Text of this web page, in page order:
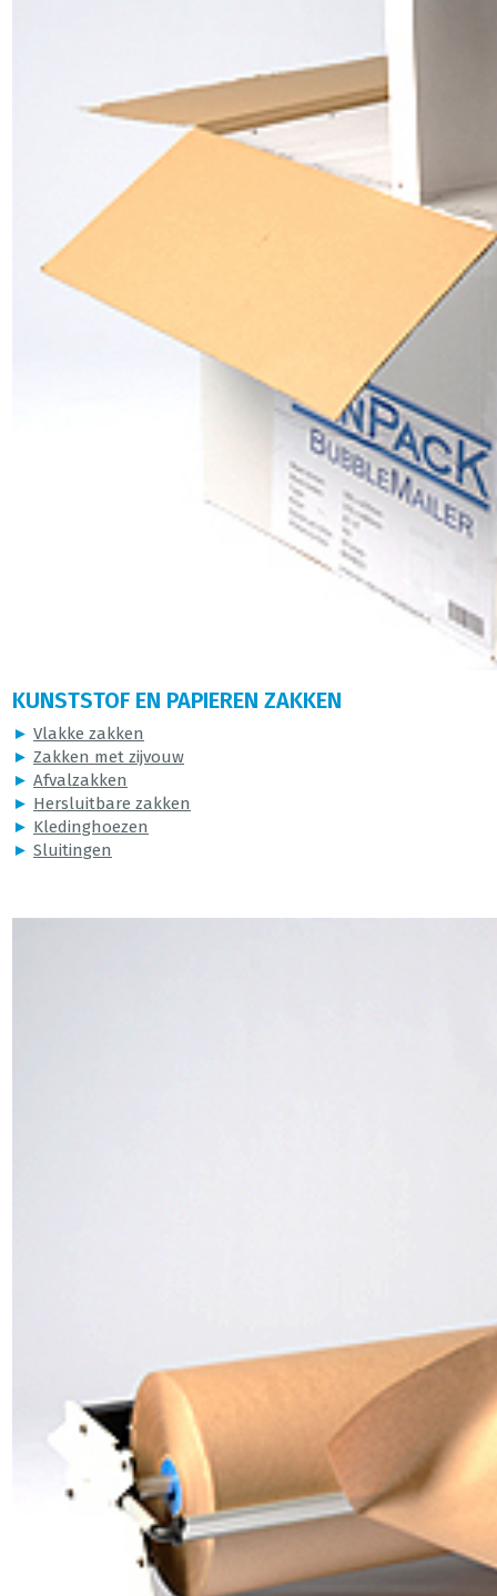
KUNSTSTOF EN PAPIEREN ZAKKEN
► Vlakke zakken
► Zakken met zijvouw
► Afvalzakken
► Hersluitbare zakken
► Kledinghoezen
► Sluitingen